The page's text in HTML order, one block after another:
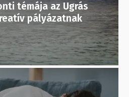
témája az Ugrás
pályázatnak